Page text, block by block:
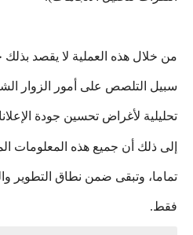
من خلال هذه العملية لا يقصد
سبيل التلصص على أمور الزوار
تحليلية لأغراض تحسين جودة
إلى ذلك أن جميع هذه المعلومات
تماما، وتبقى ضمن نطاق التطوير
فقط.